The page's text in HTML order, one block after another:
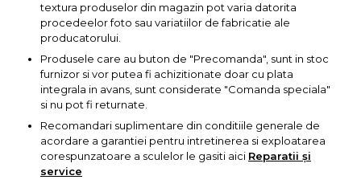
Troliu
Palan
Cheie & Adaptor
Dinamometric
Carucior Scule
Echipamente de Siguranta
Stetoscop Auto
textura produselor din magazin pot varia datorita
procedeelor foto sau variatiilor de fabricatie ale
producatorului.
Produsele care au buton de "Precomanda", sunt in stoc
furnizor si vor putea fi achizitionate doar cu plata
integrala in avans, sunt considerate "Comanda speciala"
si nu pot fi returnate.
Recomandari suplimentare din conditiile generale de
acordare a garantiei pentru intretinerea si exploatarea
corespunzatoare a sculelor le gasiti aici Reparatii și
service